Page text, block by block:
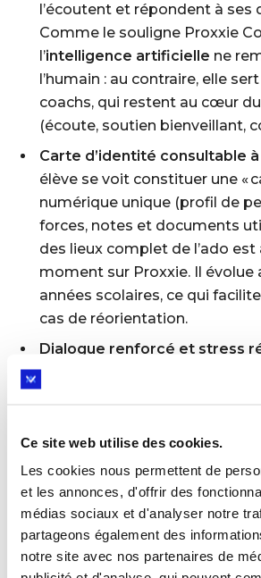
Ce site web utilise des cookies.
Les cookies nous permettent de
et les annonces, d'offrir des
médias sociaux et d'analyser notre
partageons également des
notre site avec nos partenaires de
l’écoutent et répondent à ses
Comme le souligne Proxxie
l’intelligence artificielle ne
l’humain : au contraire, elle
coachs, qui restent au cœur
(écoute, soutien bienveillant,
Carte d’identité consultable à
élève se voit constituer une «
numérique unique (profil de
forces, notes et documents
des lieux complet de l’ado
moment sur Proxxie. Il évolue
années scolaires, ce qui
cas de réorientation.
Dialogue renforcé et stress
outils Proxxie, le parent n’est
Vous pouvez aborder
et la clarté sur le profil de
inquiétudes. Comme Proxxie
que de faire pression pour «
il vaut mieux aider le jeune à
connaître et tester des
ainsi, le stress lié à la décision